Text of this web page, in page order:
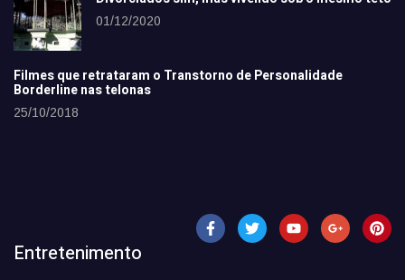
01/12/2020
Filmes que retrataram o Transtorno de Personalidade
Borderline nas telonas
25/10/2018
Entretenimento